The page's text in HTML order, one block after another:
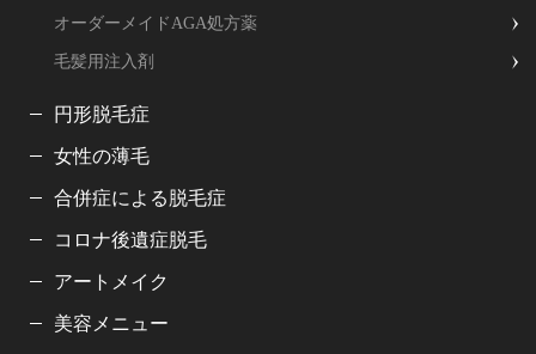
オーダーメイドAGA処方薬
毛髪用注入剤
円形脱毛症
女性の薄毛
合併症による脱毛症
コロナ後遺症脱毛
アートメイク
美容メニュー